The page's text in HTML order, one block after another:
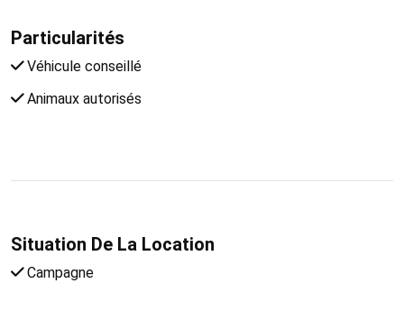
Particularités
Véhicule conseillé
Animaux autorisés
Situation De La Location
Campagne